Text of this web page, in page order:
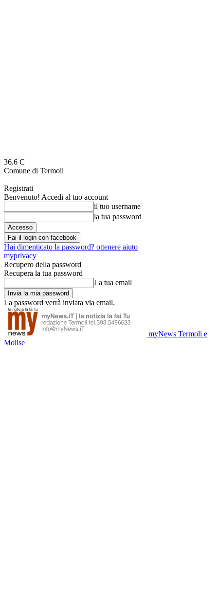
36.6 C
Comune di Termoli
Registrati
Benvenuto! Accedi al tuo account
il tuo username
la tua password
Fai il login con facebook
Hai dimenticato la password? ottenere aiuto
myprivacy
Recupero della password
Recupera la tua password
La tua email
La password verrà inviata via email.
myNews Termoli e
Molise